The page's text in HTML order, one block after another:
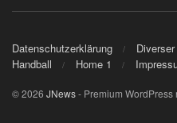
Datenschutzerklärung
Handball
Home 1
© 2026 JNews- Premium